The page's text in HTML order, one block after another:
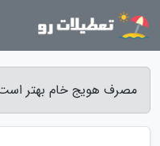
مصرف هویج خام بهتر است